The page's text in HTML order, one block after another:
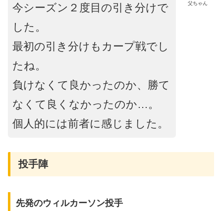
父ちゃん
今シーズン２度目の引き分けで
した。
最初の引き分けもカープ戦でし
たね。
負けなくて良かったのか、勝て
なくて良くなかったのか…。
個人的には前者に感じました。
投手陣
先発のウィルカーソン投手